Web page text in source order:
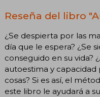
Reseña del libro
¿Se despierta por las
día que le espera? ¿Se
conseguido en su vida?
autoestima y
cosas? Si es así, el
este libro le ayudará a